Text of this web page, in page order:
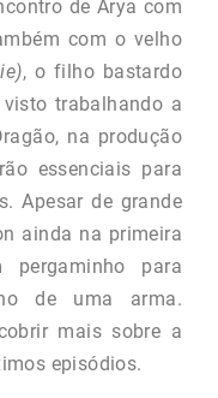
de Arya com
com o velho
, o filho bastardo
visto trabalhando a
na produção
essenciais para
Apesar de grande
ainda na primeira
pergaminho para
de uma arma.
mais sobre a
episódios.